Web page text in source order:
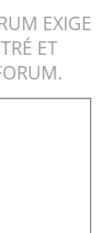
EXIGE
ET